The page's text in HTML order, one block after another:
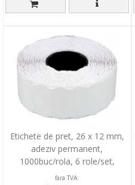
Etichete de pret, 26 x 12 mm,
adeziv permanent,
1000buc/rola, 6 role/set,
TANEX - albe
fara TVA: